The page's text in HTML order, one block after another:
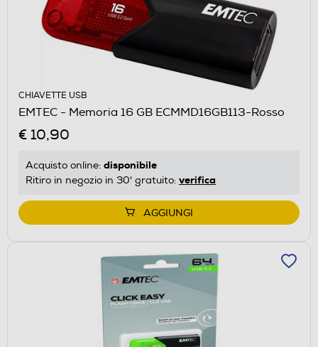
CHIAVETTE USB
EMTEC - Memoria 16 GB ECMMD16GB113-Rosso
€ 10,90
Acquisto online: disponibile
Ritiro in negozio in 30' gratuito: verifica
AGGIUNGI